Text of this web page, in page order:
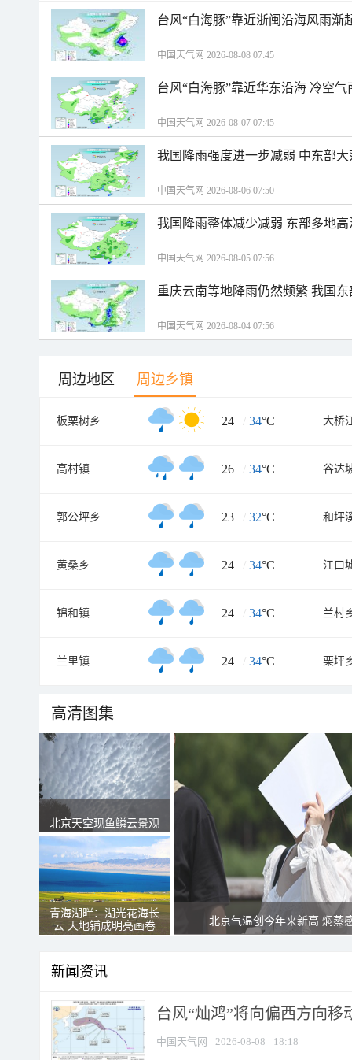
台风“白海豚”靠近浙闽沿海风雨渐
中国天气网 2026-08-08 07:45
台风“白海豚”靠近华东沿海 冷空
中国天气网 2026-08-07 07:45
我国降雨强度进一步减弱 中东部
中国天气网 2026-08-06 07:50
我国降雨整体减少减弱 东部多地
中国天气网 2026-08-05 07:56
重庆云南等地降雨仍然频繁 我国
中国天气网 2026-08-04 07:56
周边地区 周边乡镇
板栗树乡 24 / 34°C 大桥
高村镇 26 / 34°C 谷达
郭公坪乡 23 / 32°C 和坪
黄桑乡 24 / 34°C 江口
锦和镇 24 / 34°C 兰村
兰里镇 24 / 34°C 栗坪
高清图集
北京天空现鱼鳞云景观
青海湖畔：湖光花海长
云 天地铺成明亮画卷
北京气温创今年来新高 焖蒸
新闻资讯
台风“灿鸿”将向偏西方向移
中国天气网 2026-08-08 18:18